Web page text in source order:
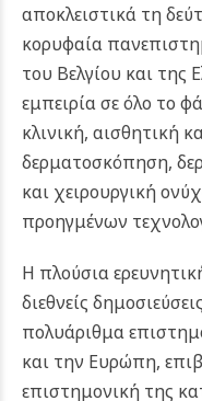
αποκλειστικά τη
κορυφαία
του Βελγίου και
εμπειρία σε όλο το
κλινική, αισθητική
δερματοσκόπηση,
και χειρουργική
προηγμένων
Η πλούσια
διεθνείς
πολυάριθμα
και την Ευρώπη,
επιστημονική της